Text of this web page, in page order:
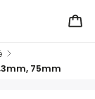
/
75mm